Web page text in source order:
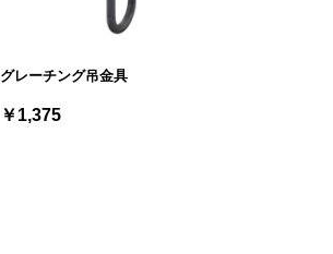
グレーチング吊金具
￥1,375